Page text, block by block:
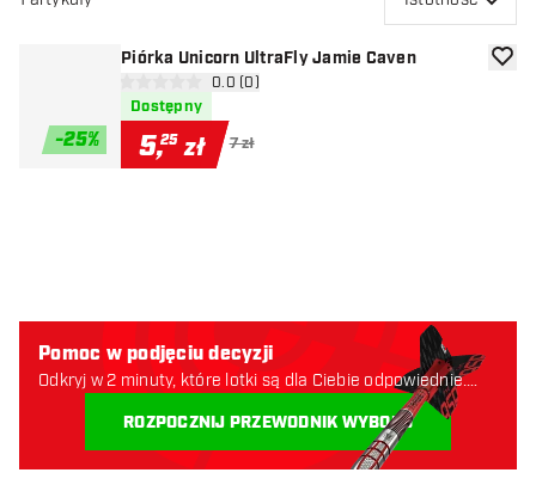
-25%
Piórka Unicorn UltraFly Jamie Caven
otwórz panel recenzji
0 gwiazdki oceny0.0 (0)
Dostępny
5,25 zł 7 zł
Pomoc w podjęciu decyzji
Odkryj w 2 minuty, które lotki są dla Ciebie odpowiednie.
ROZPOCZNIJ PRZEWODNIK WYBORU